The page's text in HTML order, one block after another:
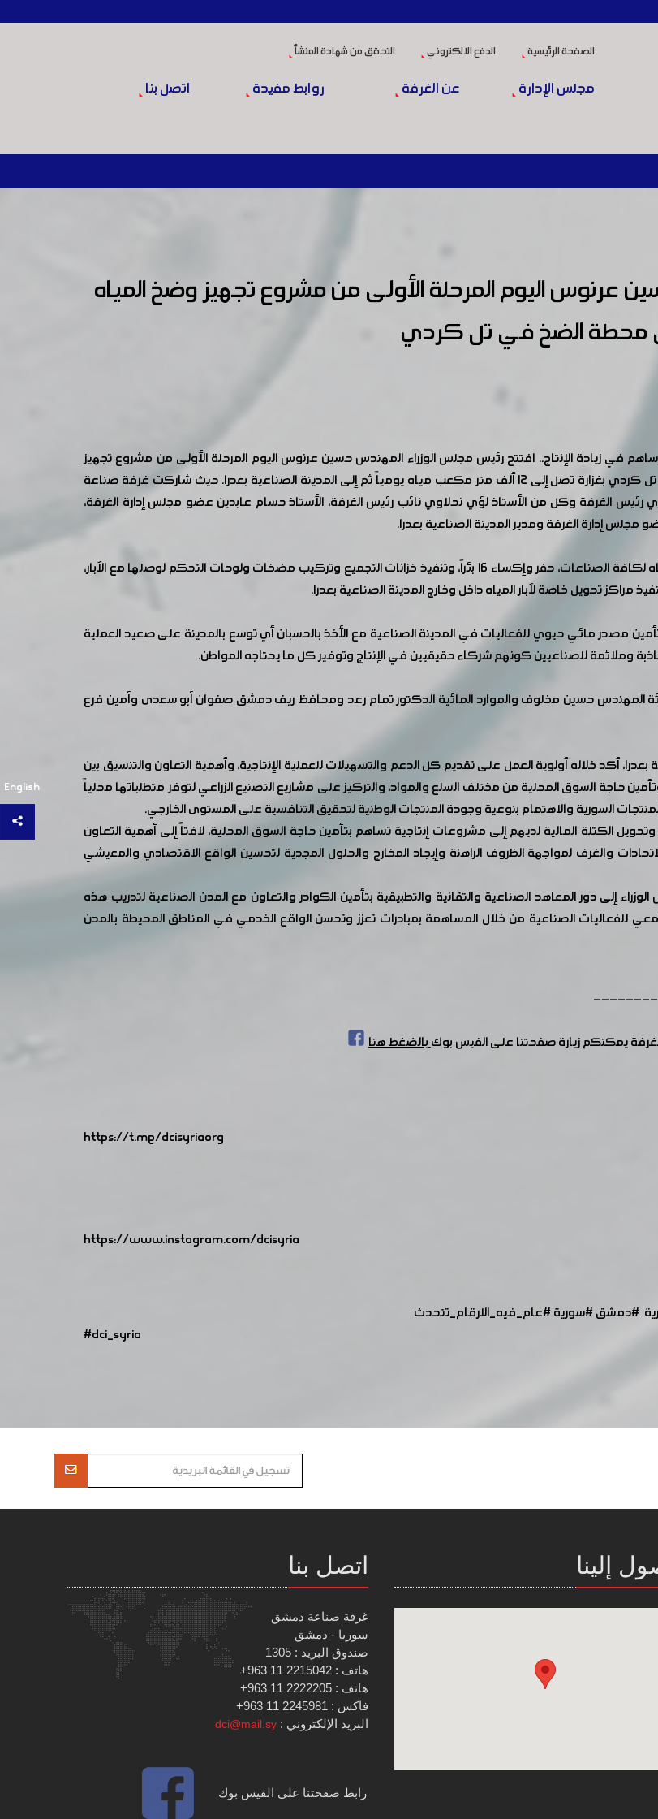
الصفحة الرئيسية الدفع الالكتروني التحقق من شهادة المنشأ
مجلس الإدارة عن الغرفة روابط مفيدة اتصل بنا
English
عرنوس اليوم المرحلة الأولى من مشروع تجهيز وضخ المياه
محطة الضخ في تل كردي
في زيادة الإنتاج.. افتتح رئيس مجلس الوزراء المهندس حسين عرنوس اليوم المرحلة الأولى من مشروع تجهيز
وضخ المياه من تل الصوان في الغوطة الشرقية إلى محطة الضخ في تل كردي بغزارة تصل إلى 12 ألف متر مكعب مياه يومياً ثم إلى المدينة الصناعية بعدرا. حيث شاركت غرفة صناعة
الغرفة وكل من الأستاذ لؤي نحلاوي نائب رئيس الغرفة، الأستاذ حسام عابدين عضو مجلس إدارة الغرفة،
إدارة الغرفة ومدير المدينة الصناعية بعدرا.
ويتضمن المشروع، الذي يعد من المشروعات المهمة كونه يؤمن المياه لكافة الصناعات، حفر وإكساء 16 بئراً، وتنفيذ خزانات التجميع وتركيب مضخات ولوحات التحكم لوصلها مع الآبار،
تحويل خاصة لآبار المياه داخل وخارج المدينة الصناعية بعدرا.
مصدر مائي حيوي للفعاليات في المدينة الصناعية مع الأخذ بالحسبان أي توسع بالمدينة على صعيد العملية
وملائمة للصناعيين كونهم شركاء حقيقيين في الإنتاج وتوفير كل ما يحتاجه المواطن.
المهندس حسين مخلوف والموارد المائية الدكتور تمام رعد ومحافظ ريف دمشق صفوان أبو سعدى وأمين فرع
أكد خلاله أولوية العمل على تقديم كل الدعم والتسهيلات للعملية الإنتاجية، وأهمية التعاون والتنسيق بين
حاجة السوق المحلية من مختلف السلع والمواد، والتركيز على مشاريع التصنيع الزراعي لتوفر متطلباتها محلياً
السورية والاهتمام بنوعية وجودة المنتجات الوطنية لتحقيق التنافسية على المستوى الخارجي.
الكتلة المالية لديهم إلى مشروعات إنتاجية تساهم بتأمين حاجة السوق المحلية، لافتاً إلى أهمية التعاون
والغرف لمواجهة الظروف الراهنة وإيجاد المخارج والحلول المجدية لتحسين الواقع الاقتصادي والمعيشي
إلى دور المعاهد الصناعية والتقانية والتطبيقية بتأمين الكوادر والتعاون مع المدن الصناعية لتدريب هذه
للفعاليات الصناعية من خلال المساهمة بمبادرات تعزز وتحسن الواقع الخدمي في المناطق المحيطة بالمدن
يمكنكم زيارة صفحتنا على الفيس بوكبالضغط هنا
https://t.me/dcisyriaorg
https://www.instagram.com/dcisyria​
#دمشق#سورية#عام_فيه_الارقام_تتحدث
#dci_syria
إلينا اتصل بنا
غرفة صناعة دمشق
سوريا - دمشق
صندوق البريد : 1305
هاتف : 2215042 11 963+
هاتف : 2222205 11 963+
فاكس : 2245981 11 963+
البريد الإلكتروني : dci@mail.sy
رابط صفحتنا على الفيس بوك